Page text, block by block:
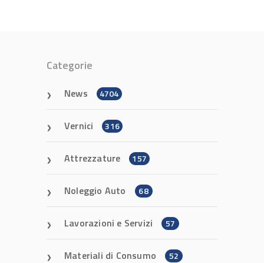
Categorie
News 4704
Vernici 316
Attrezzature 157
Noleggio Auto 68
Lavorazioni e Servizi 57
Materiali di Consumo 52